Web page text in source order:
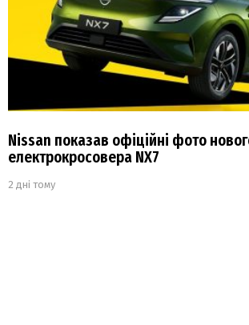
Nissan показав офіційні фото
електрокросовера NX7
2 дні тому